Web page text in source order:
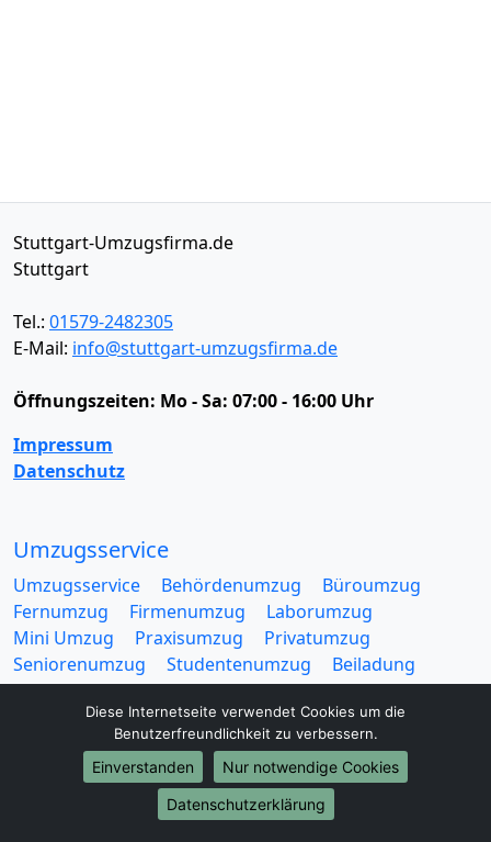
Stuttgart-Umzugsfirma.de
Stuttgart
Tel.: 01579-2482305
E-Mail: info@stuttgart-umzugsfirma.de
Öffnungszeiten: Mo - Sa: 07:00 - 16:00 Uhr
Impressum
Datenschutz
Umzugsservice
Umzugsservice Behördenumzug
Büroumzug
Fernumzug
Firmenumzug
Laborumzug
Mini Umzug
Praxisumzug
Privatumzug
Seniorenumzug
Studentenumzug
Beiladung
Entrümpelung
Halteverbotszone
Klaviertransport
Möbellift
Haushaltsauflösung
Möbeltaxi
Möbelmitfahrzentrale
Umzugskartons
Diese Internetseite verwendet Cookies um die
Benutzerfreundlichkeit zu verbessern.
Einverstanden
Nur notwendige Cookies
Datenschutzerklärung